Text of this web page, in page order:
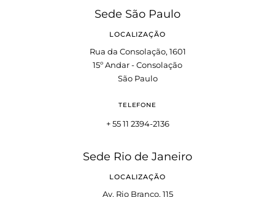
Sede São Paulo
LOCALIZAÇÃO
Rua da Consolação, 1601
15º Andar - Consolação
São Paulo
TELEFONE
+ 55 11 2394-2136
Sede Rio de Janeiro
LOCALIZAÇÃO
Av. Rio Branco, 115